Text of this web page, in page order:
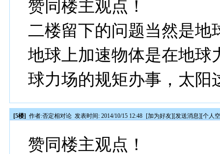
赞同楼主观点！
二楼留下的问题当然是地
地球上加速物体是在地球
球力场的规矩办事，太阳
[5楼] 作者:否定相对论 发表时间: 2014/10/15 12:48 [加为好友][发送消息][个人
赞同楼主观点！